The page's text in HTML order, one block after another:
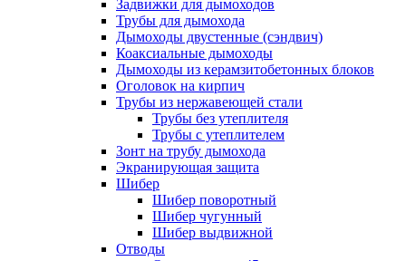
Задвижки для дымоходов
Трубы для дымохода
Дымоходы двустенные (сэндвич)
Коаксиальные дымоходы
Дымоходы из керамзитобетонных блоков
Оголовок на кирпич
Трубы из нержавеющей стали
Трубы без утеплителя
Трубы с утеплителем
Зонт на трубу дымохода
Экранирующая защита
Шибер
Шибер поворотный
Шибер чугунный
Шибер выдвижной
Отводы